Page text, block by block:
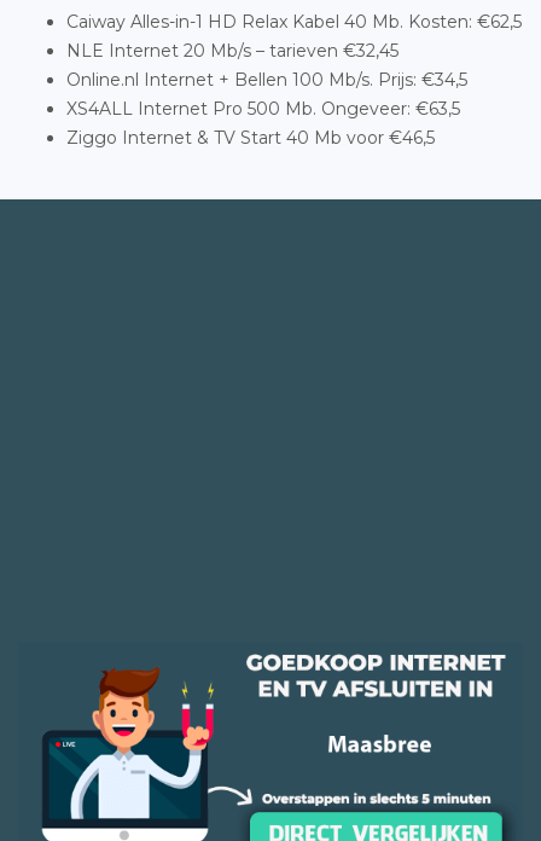
Caiway Alles-in-1 HD Relax Kabel 40 Mb. Kosten: €62,5
NLE Internet 20 Mb/s – tarieven €32,45
Online.nl Internet + Bellen 100 Mb/s. Prijs: €34,5
XS4ALL Internet Pro 500 Mb. Ongeveer: €63,5
Ziggo Internet & TV Start 40 Mb voor €46,5